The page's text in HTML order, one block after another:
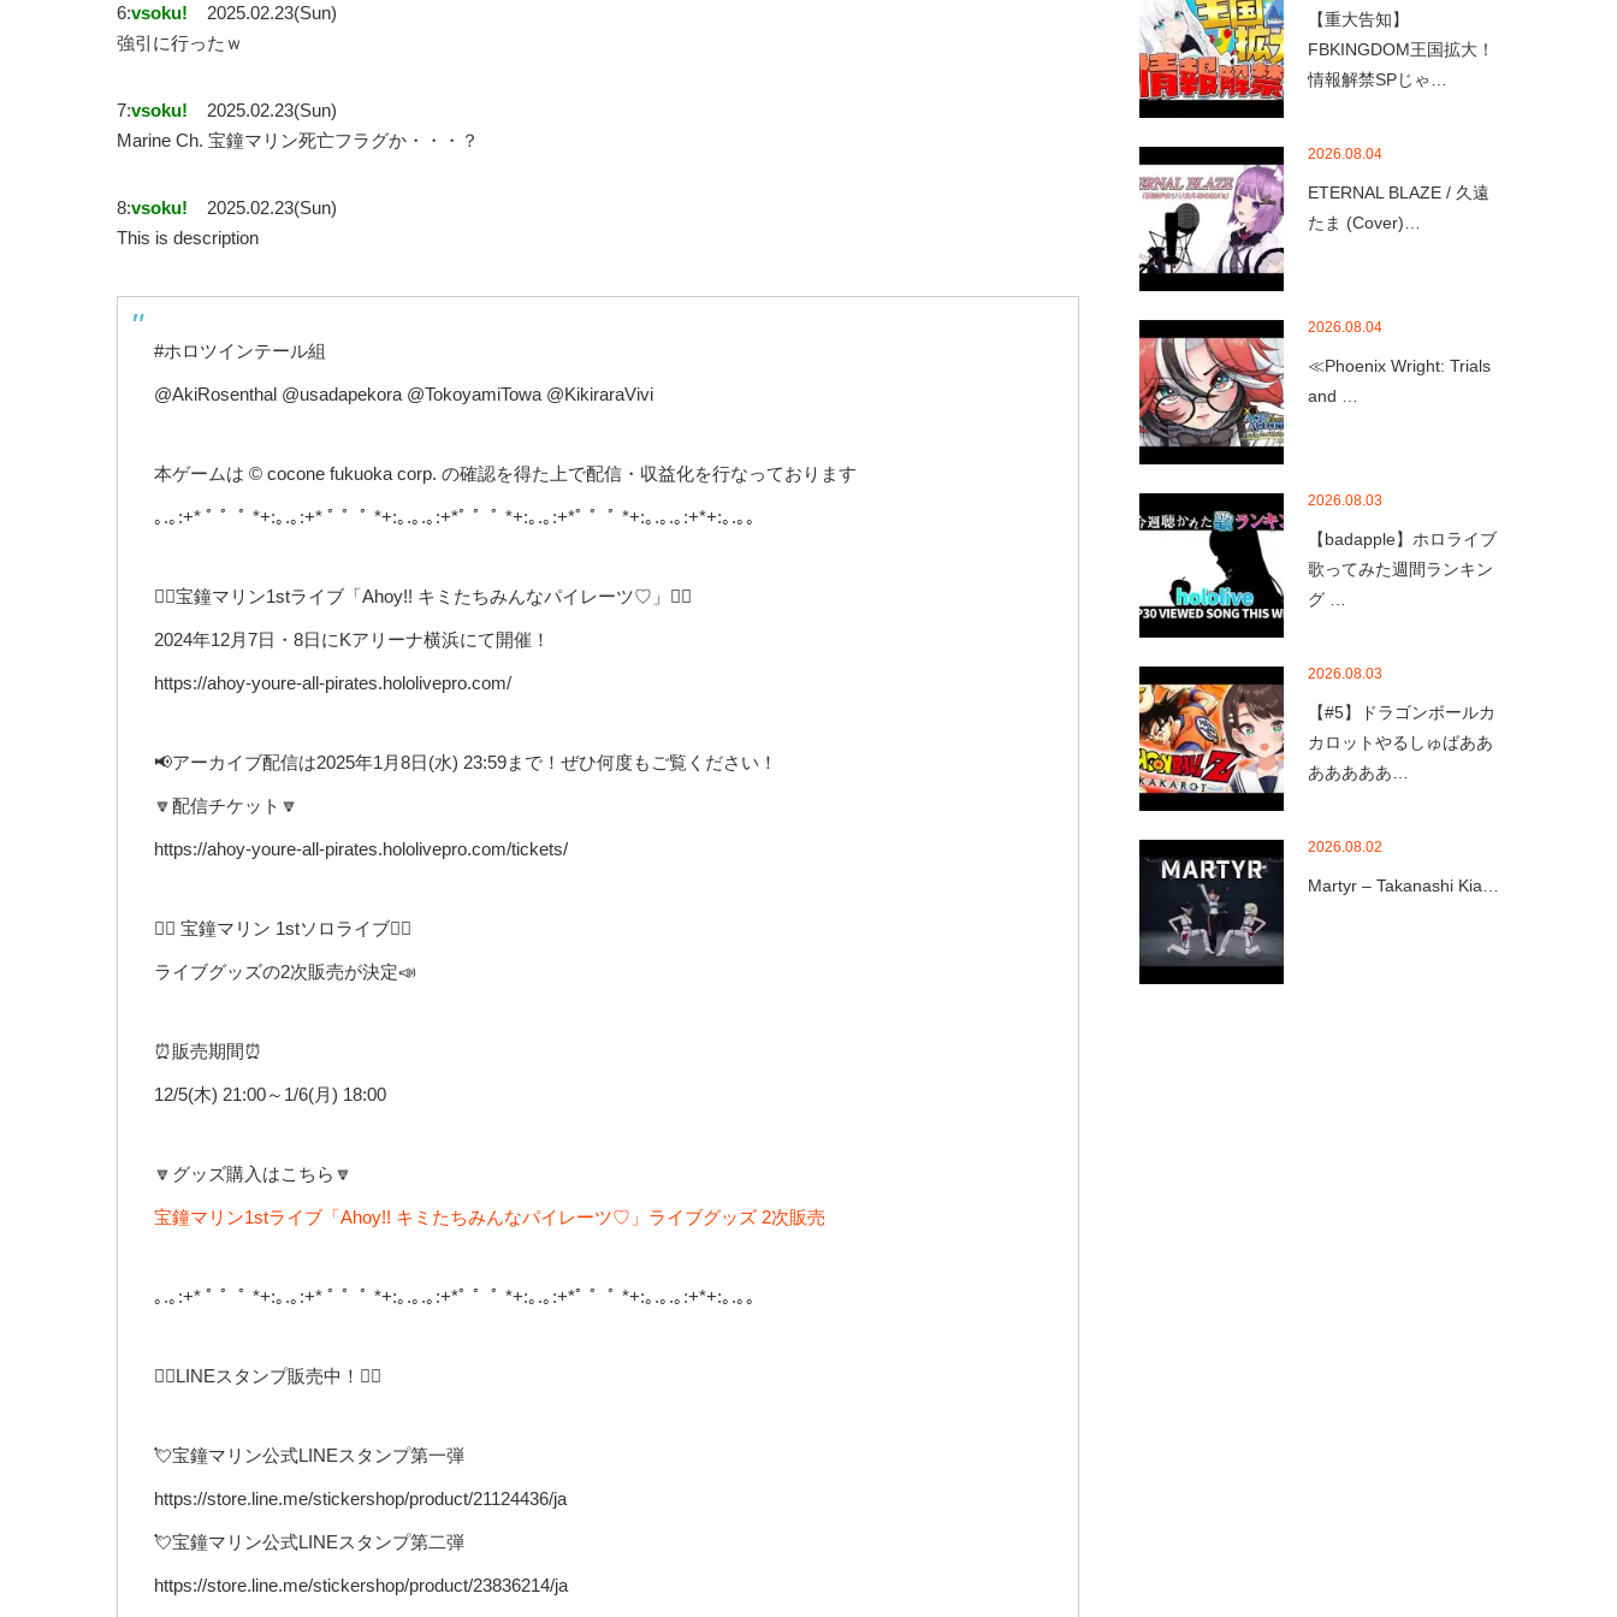
6:vsoku!
2025.02.23(Sun)
強引に行ったｗ
7:vsoku!
2025.02.23(Sun)
Marine Ch. 宝鐘マリン死亡フラグか・・・？
8:vsoku!
2025.02.23(Sun)
This is description
#ホロツインテール組
@AkiRosenthal @usadapekora @TokoyamiTowa @KikiraraVivi
本ゲームは © cocone fukuoka corp. の確認を得た上で配信・収益化を行なっております
｡.｡:+* ﾟ ゜ﾟ *+:｡.｡:+* ﾟ ゜ﾟ *+:｡.｡.｡:+*ﾟ ゜ﾟ *+:｡.｡:+*ﾟ ゜ﾟ *+:｡.｡.｡:+*+:｡.｡｡
🏴‍☠️宝鐘マリン1stライブ「Ahoy!! キミたちみんなパイレーツ♡」🏴‍☠️
2024年12月7日・8日にKアリーナ横浜にて開催！
https://ahoy-youre-all-pirates.hololivepro.com/
📢アーカイブ配信は2025年1月8日(水) 23:59まで！ぜひ何度もご覧ください！
🔽配信チケット🔽
https://ahoy-youre-all-pirates.hololivepro.com/tickets/
🏴‍☠️ 宝鐘マリン 1stソロライブ🏴‍☠️
ライブグッズの2次販売が決定📣
⏰販売期間⏰
12/5(木) 21:00～1/6(月) 18:00
🔽グッズ購入はこちら🔽
宝鐘マリン1stライブ「Ahoy!! キミたちみんなパイレーツ♡」ライブグッズ 2次販売
｡.｡:+* ﾟ ゜ﾟ *+:｡.｡:+* ﾟ ゜ﾟ *+:｡.｡.｡:+*ﾟ ゜ﾟ *+:｡.｡:+*ﾟ ゜ﾟ *+:｡.｡.｡:+*+:｡.｡｡
🏴‍☠️LINEスタンプ販売中！🏴‍☠️
💘宝鐘マリン公式LINEスタンプ第一弾
https://store.line.me/stickershop/product/21124436/ja
💘宝鐘マリン公式LINEスタンプ第二弾
https://store.line.me/stickershop/product/23836214/ja
【重大告知】
FBKINGDOM王国拡大！
情報解禁SPじゃ…
2026.08.04
ETERNAL BLAZE / 久遠
たま (Cover)…
2026.08.04
≪Phoenix Wright: Trials
and …
2026.08.03
【badapple】ホロライブ
歌ってみた週間ランキン
グ …
2026.08.03
【#5】ドラゴンボールカ
カロットやるしゅばああ
あああああ…
2026.08.02
Martyr – Takanashi Kia…